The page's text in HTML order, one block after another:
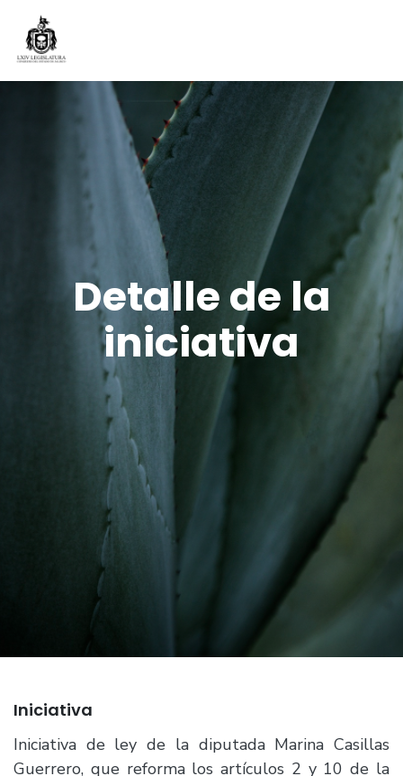
Detalle de la
iniciativa
Iniciativa
Iniciativa de ley de la diputada Marina Casillas
Guerrero, que reforma los artículos 2 y 10 de la